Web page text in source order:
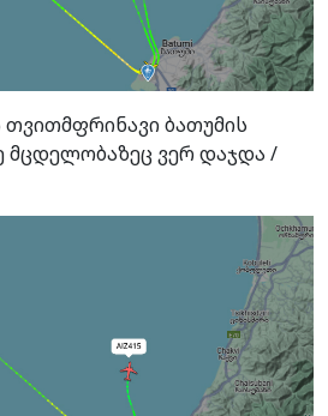
ბათუმის
ვერ დაჯდა /